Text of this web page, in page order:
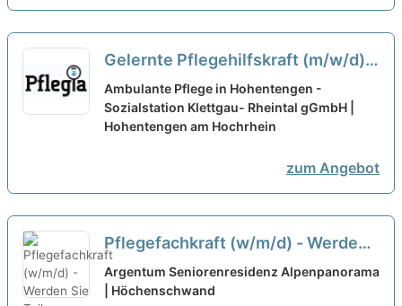
Gelernte Pflegehilfskraft (m/w/d) -
Wir sorgen für top
Arbeitsbedingungen! neu
Ambulante Pflege in Hohentengen -
Sozialstation Klettgau- Rheintal gGmbH |
Hohentengen am Hochrhein
zum Angebot
Pflegefachkraft (w/m/d) - Werden
Sie Teil unseres Teams! neu
Argentum Seniorenresidenz Alpenpanorama
| Höchenschwand